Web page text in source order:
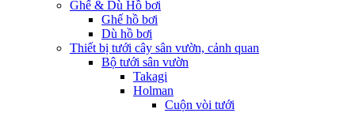
Ghế & Dù Hồ bơi
Ghế hồ bơi
Dù hồ bơi
Thiết bị tưới cây sân vườn, cảnh quan
Bộ tưới sân vườn
Takagi
Holman
Cuộn vòi tưới